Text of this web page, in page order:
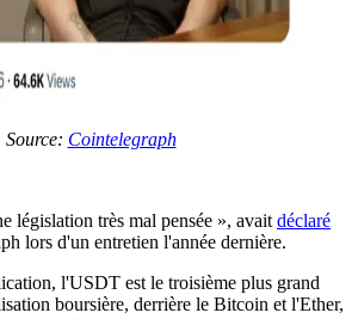
Source: Cointelegraph
législation très mal pensée », avait déclaré
lors d'un entretien l'année dernière.
l'USDT est le troisième plus grand
boursière, derrière le Bitcoin et l'Ether,